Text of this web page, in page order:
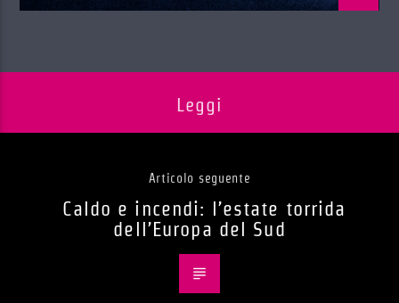
Leggi
Articolo seguente
Caldo e incendi: l’estate torrida
dell’Europa del Sud